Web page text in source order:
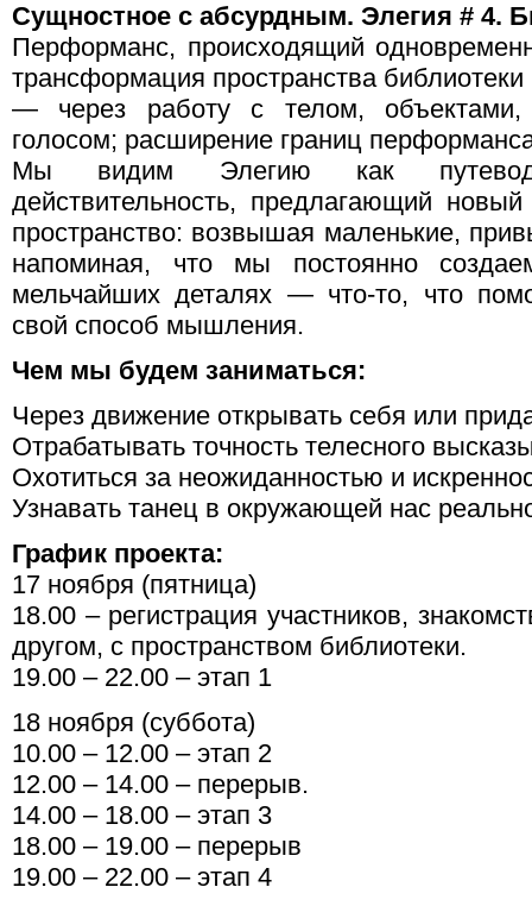
Сущностное с абсурдным. Элегия # 4.
Перформанс, происходящий
трансформация пространства
— через работу с телом, объектами,
голосом; расширение границ
Мы видим Элегию как
действительность, предлагающий
пространство: возвышая маленькие,
напоминая, что мы постоянно
мельчайших деталях — что-то, что
свой способ мышления.
Чем мы будем заниматься:
Через движение открывать себя или
Отрабатывать точность телесного
Охотиться за неожиданностью и
Узнавать танец в окружающей нас
График проекта:
17 ноября (пятница)
18.00 – регистрация участников,
другом, с пространством библиотеки.
19.00 – 22.00 – этап 1
18 ноября (суббота)
10.00 – 12.00 – этап 2
12.00 – 14.00 – перерыв.
14.00 – 18.00 – этап 3
18.00 – 19.00 – перерыв
19.00 – 22.00 – этап 4